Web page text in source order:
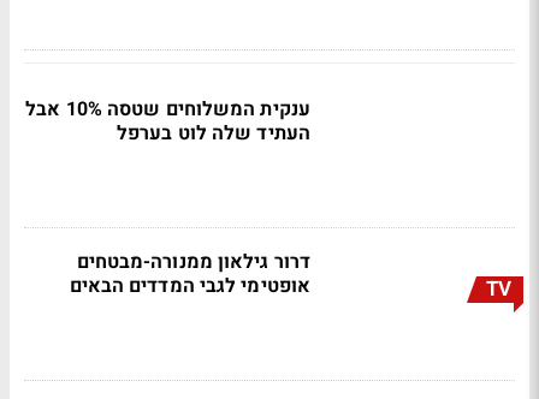
ענקית המשלוחים שטסה 10% אבל
העתיד שלה לוט בערפל
TV
דרור גילאון ממנורה-מבטחים
אופטימי לגבי המדדים הבאים